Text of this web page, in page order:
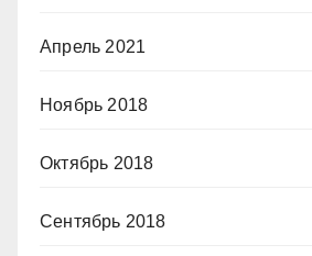
Апрель 2021
Ноябрь 2018
Октябрь 2018
Сентябрь 2018